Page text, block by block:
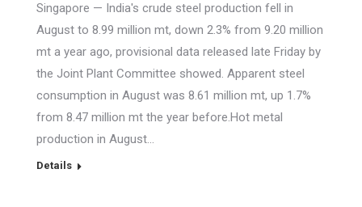
Singapore — India's crude steel production fell in
August to 8.99 million mt, down 2.3% from 9.20 million
mt a year ago, provisional data released late Friday by
the Joint Plant Committee showed. Apparent steel
consumption in August was 8.61 million mt, up 1.7%
from 8.47 million mt the year before.Hot metal
production in August…
Details